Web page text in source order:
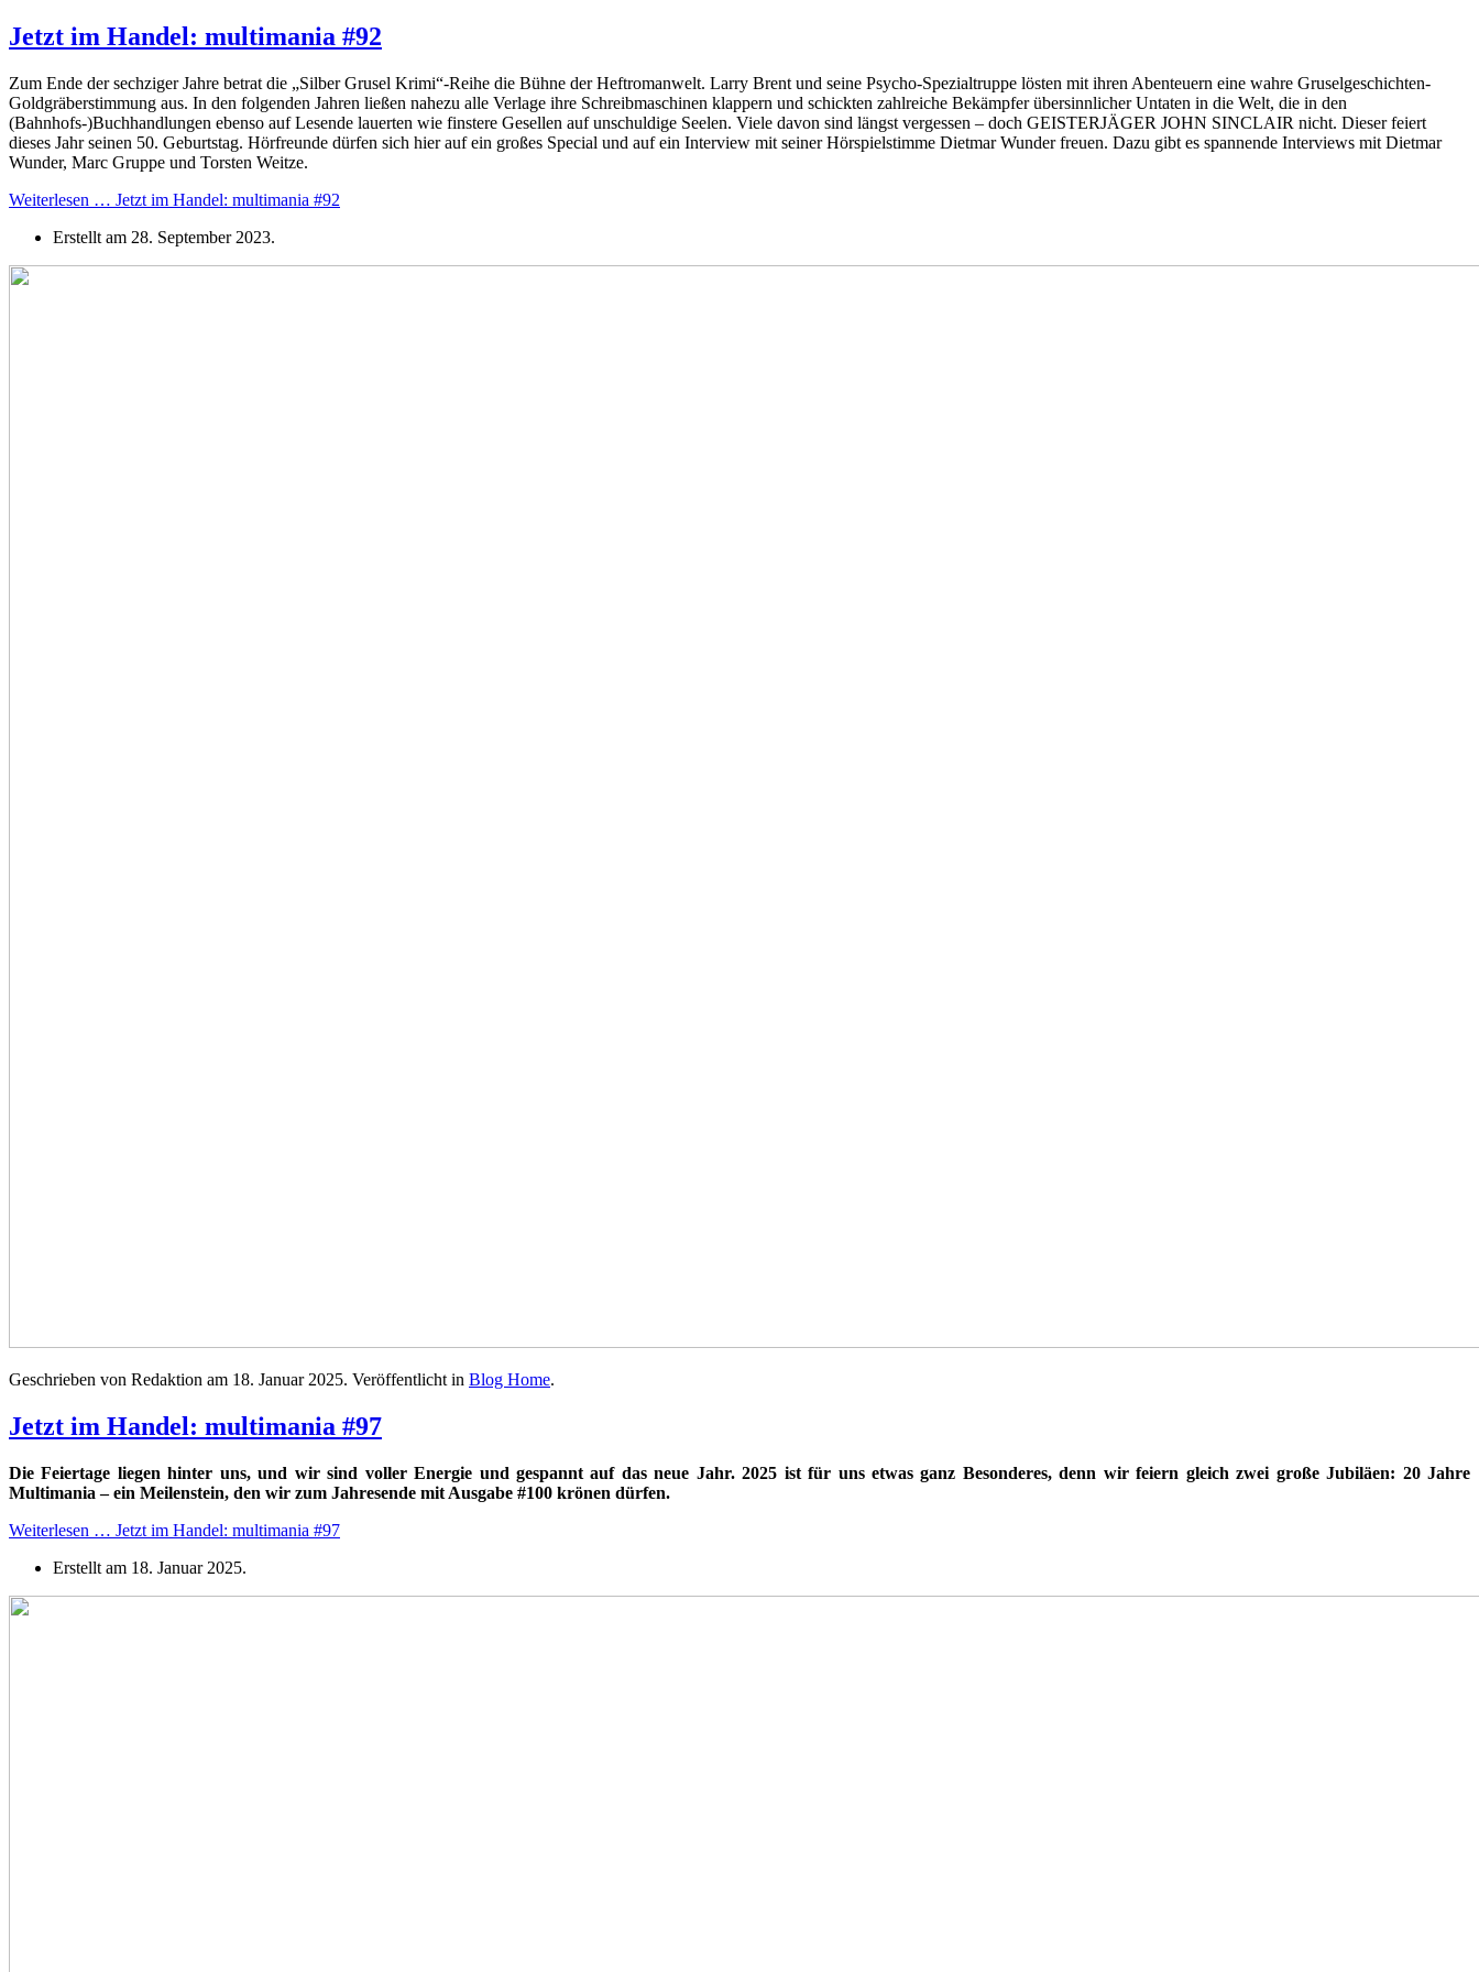
Jetzt im Handel: multimania #92
Zum Ende der sechziger Jahre betrat die „Silber Grusel Krimi“-Reihe die Bühne der Heftromanwelt. Larry Brent und seine Psycho-Spezialtruppe lösten mit ihren Abenteuern eine wahre Gruselgeschichten-
Goldgräberstimmung aus. In den folgenden Jahren ließen nahezu alle Verlage ihre Schreibmaschinen klappern und schickten zahlreiche Bekämpfer übersinnlicher Untaten in die Welt, die in den
(Bahnhofs-)Buchhandlungen ebenso auf Lesende lauerten wie finstere Gesellen auf unschuldige Seelen. Viele davon sind längst vergessen – doch GEISTERJÄGER JOHN SINCLAIR nicht. Dieser feiert
dieses Jahr seinen 50. Geburtstag. Hörfreunde dürfen sich hier auf ein großes Special und auf ein Interview mit seiner Hörspielstimme Dietmar Wunder freuen. Dazu gibt es spannende Interviews mit Dietmar
Wunder, Marc Gruppe und Torsten Weitze.
Weiterlesen … Jetzt im Handel: multimania #92
Erstellt am 28. September 2023.
Geschrieben von Redaktion am 18. Januar 2025. Veröffentlicht in Blog Home.
Jetzt im Handel: multimania #97
Die Feiertage liegen hinter uns, und wir sind voller Energie und gespannt auf das neue Jahr. 2025 ist für uns etwas ganz Besonderes, denn wir feiern gleich zwei große Jubiläen: 20 Jahre
Multimania – ein Meilenstein, den wir zum Jahresende mit Ausgabe #100 krönen dürfen.
Weiterlesen … Jetzt im Handel: multimania #97
Erstellt am 18. Januar 2025.